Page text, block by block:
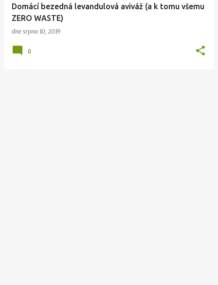
Domácí bezedná levandulová aviváž (a k tomu všemu
ZERO WASTE)
dne srpna 10, 2019
0